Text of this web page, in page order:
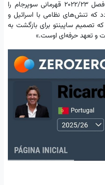
سرمربی پرتغالی در اولین حضورش در فصل ۲۰۲۲/۲۳ قهرمانی سوپرجام را
که تنش‌های نظامی با اسرائیل و
که تصمیم ساپینتو برای بازگشت به
و تعهد حرفه‌ای اوست.»